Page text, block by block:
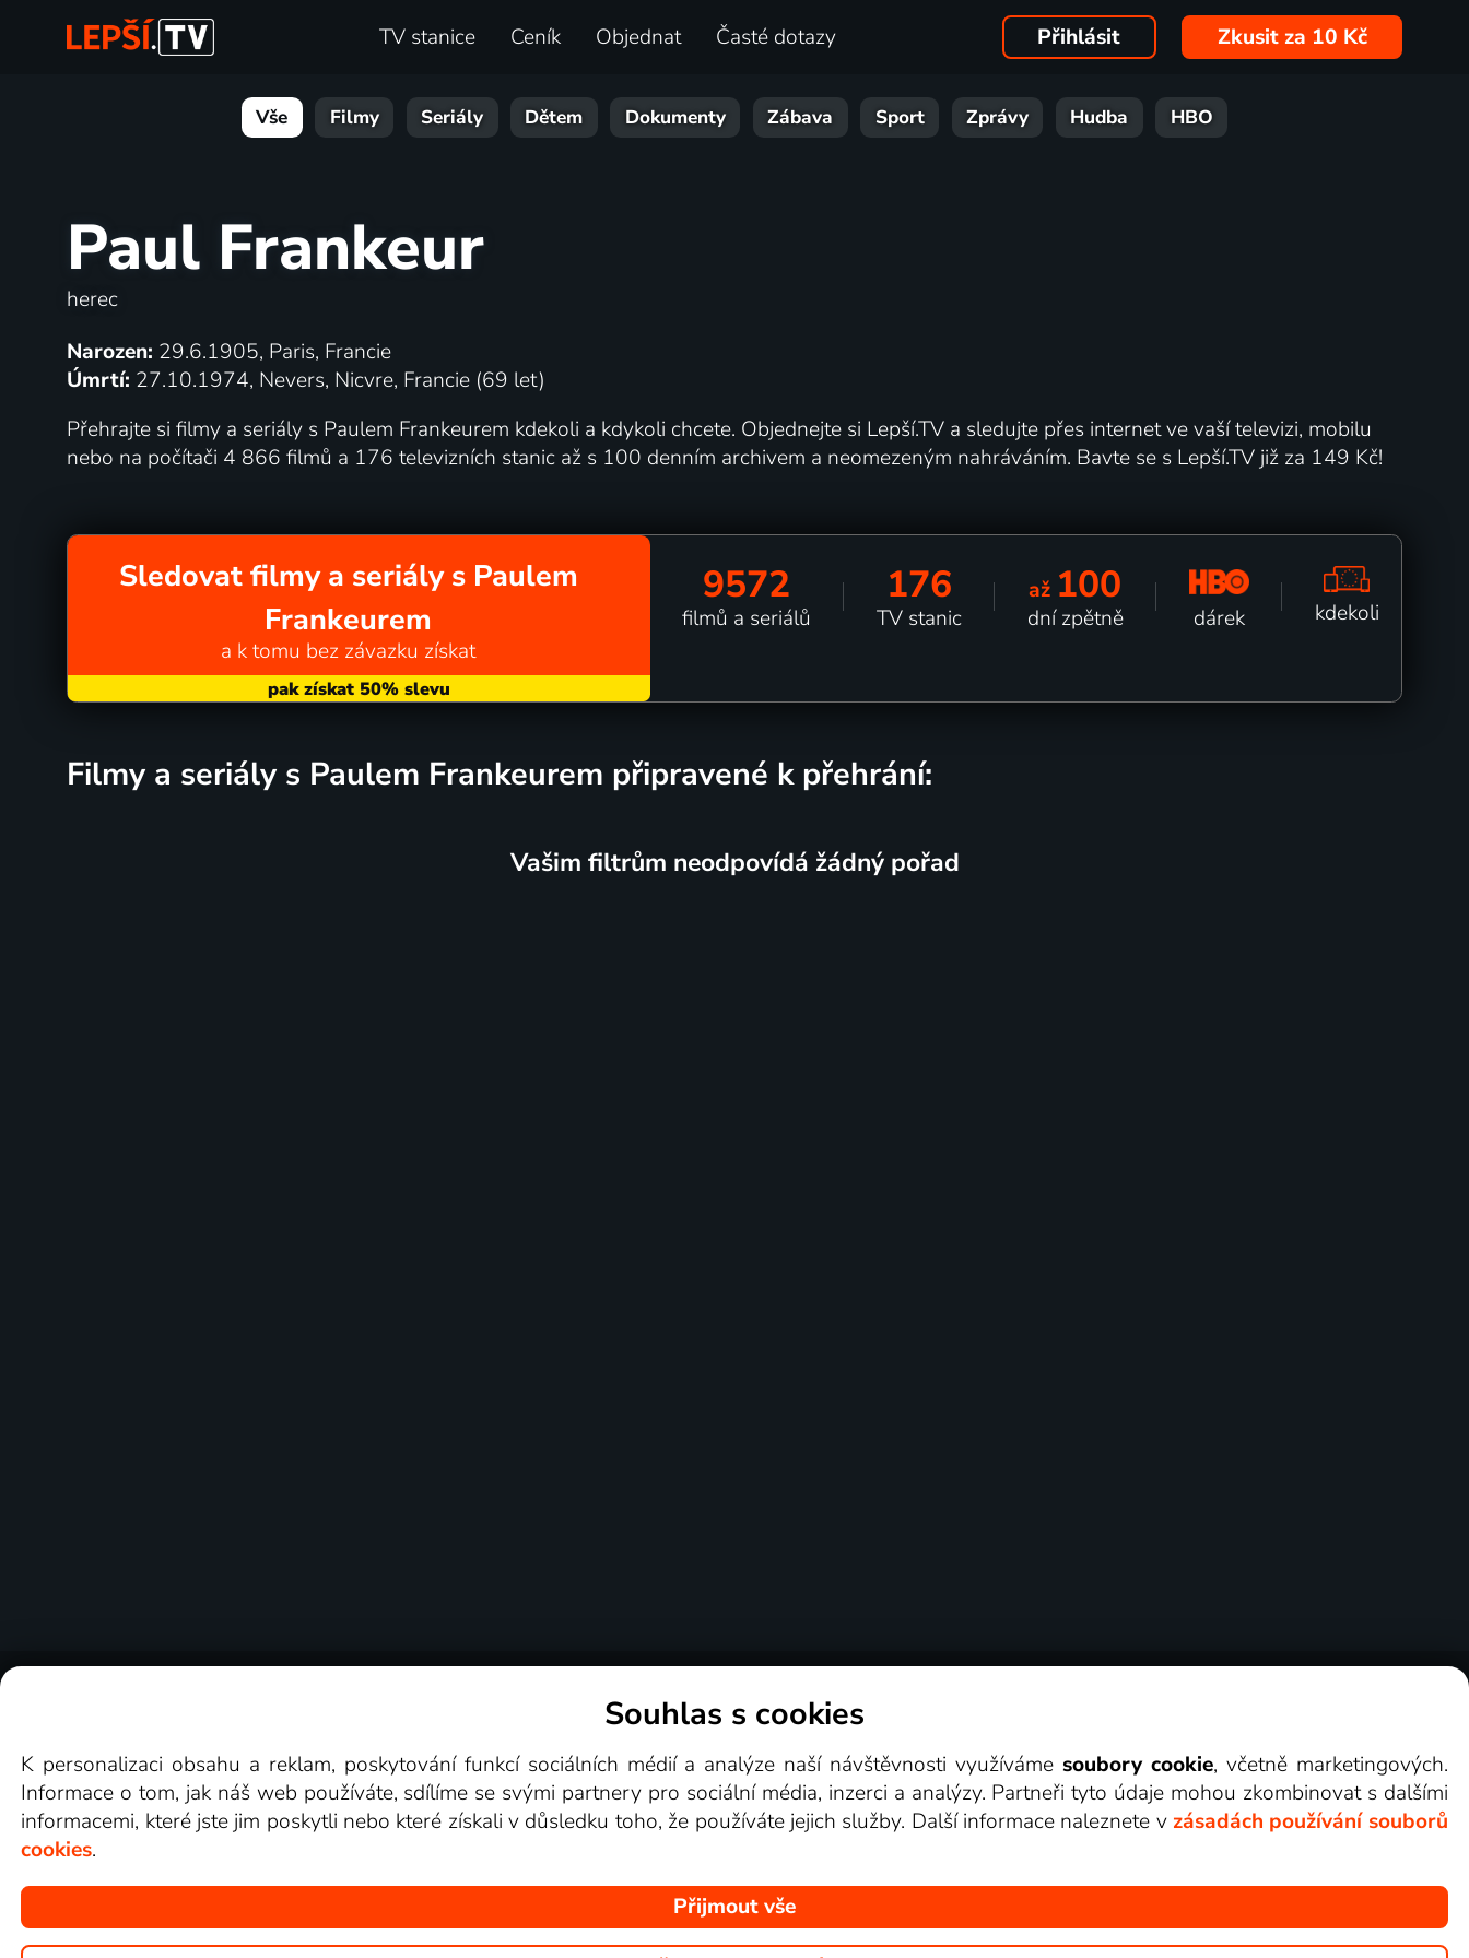
TV stanice Ceník Objednat Časté dotazy Přihlásit Zkusit za 10 Kč
Vše Filmy Seriály Dětem Dokumenty Zábava Sport Zprávy Hudba HBO
Paul Frankeur
herec
Narozen: 29.6.1905, Paris, Francie
Úmrtí: 27.10.1974, Nevers, Nicvre, Francie (69 let)
Přehrajte si filmy a seriály s Paulem Frankeurem kdekoli a kdykoli chcete. Objednejte si Lepší.TV a sledujte přes internet ve vaší televizi, mobilu
nebo na počítači 4 866 filmů a 176 televizních stanic až s 100 denním archivem a neomezeným nahráváním. Bavte se s Lepší.TV již za 149 Kč!
Sledovat filmy a seriály s Paulem
Frankeurem
a k tomu bez závazku získat
9572
filmů a seriálů
176
TV stanic
až 100
dní zpětně dárek kdekoli
filmy a seriály s Paulem Frankeurem připravené k přehrání:
Vašim filtrům neodpovídá žádný pořad
Videotéka
Souhlas s cookies
K personalizaci obsahu a reklam, poskytování funkcí sociálních médií a analýze naší návštěvnosti využívámesoubory cookie, včetně marketingových.
Informace o tom, jak náš web používáte, sdílíme se svými partnery pro sociální média, inzerci a analýzy. Partneři tyto údaje mohou zkombinovat s dalšími
informacemi, které jste jim poskytli nebo které získali v důsledku toho, že používáte jejich služby. Další informace naleznete v zásadách používání souborů
cookies.
Přijmout vše